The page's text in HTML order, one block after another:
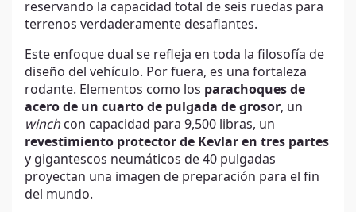
reservando la capacidad total de seis ruedas para
terrenos verdaderamente desafiantes.
Este enfoque dual se refleja en toda la filosofía de
diseño del vehículo. Por fuera, es una fortaleza
rodante. Elementos como los parachoques de
acero de un cuarto de pulgada de grosor, un
winch con capacidad para 9,500 libras, un
revestimiento protector de Kevlar en tres partes
y gigantescos neumáticos de 40 pulgadas
proyectan una imagen de preparación para el fin
del mundo.